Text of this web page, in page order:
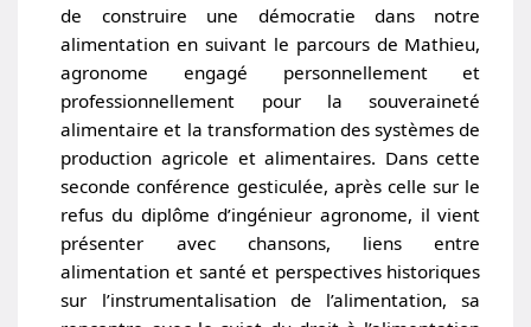
de construire une démocratie dans notre
alimentation en suivant le parcours de Mathieu,
agronome engagé personnellement et
professionnellement pour la souveraineté
alimentaire et la transformation des systèmes de
production agricole et alimentaires. Dans cette
seconde conférence gesticulée, après celle sur le
refus du diplôme d’ingénieur agronome, il vient
présenter avec chansons, liens entre
alimentation et santé et perspectives historiques
sur l’instrumentalisation de l’alimentation, sa